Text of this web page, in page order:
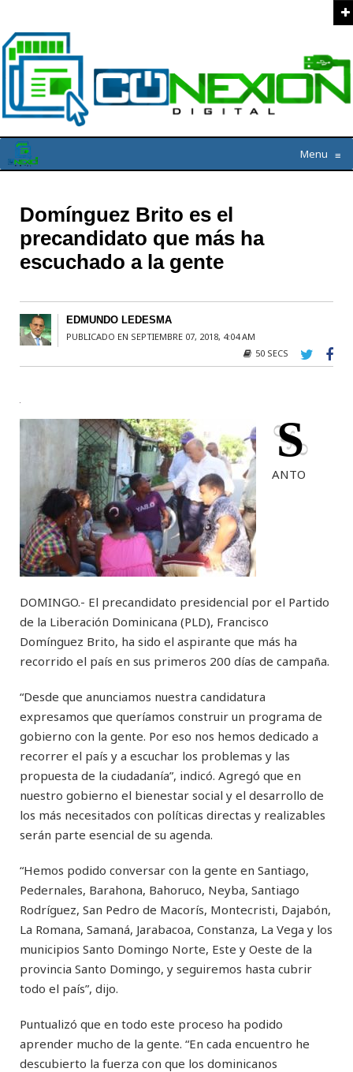
Menu ≡
Domínguez Brito es el
precandidato que más ha
escuchado a la gente
EDMUNDO LEDESMA
PUBLICADO EN SEPTIEMBRE 07, 2018, 4:04 AM
50 SECS
S
ANTO
DOMINGO.- El precandidato presidencial por el Partido
de la Liberación Dominicana (PLD), Francisco
Domínguez Brito, ha sido el aspirante que más ha
recorrido el país en sus primeros 200 días de campaña.
“Desde que anunciamos nuestra candidatura
expresamos que queríamos construir un programa de
gobierno con la gente. Por eso nos hemos dedicado a
recorrer el país y a escuchar los problemas y las
propuesta de la ciudadanía”, indicó. Agregó que en
nuestro gobierno el bienestar social y el desarrollo de
los más necesitados con políticas directas y realizables
serán parte esencial de su agenda.
“Hemos podido conversar con la gente en Santiago,
Pedernales, Barahona, Bahoruco, Neyba, Santiago
Rodríguez, San Pedro de Macorís, Montecristi, Dajabón,
La Romana, Samaná, Jarabacoa, Constanza, La Vega y los
municipios Santo Domingo Norte, Este y Oeste de la
provincia Santo Domingo, y seguiremos hasta cubrir
todo el país”, dijo.
Puntualizó que en todo este proceso ha podido
aprender mucho de la gente. “En cada encuentro he
descubierto la fuerza con que los dominicanos